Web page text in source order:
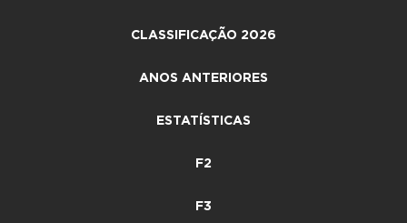
CLASSIFICAÇÃO 2026
ANOS ANTERIORES
ESTATÍSTICAS
F2
F3